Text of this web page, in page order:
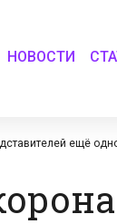
НОВОСТИ
ещё